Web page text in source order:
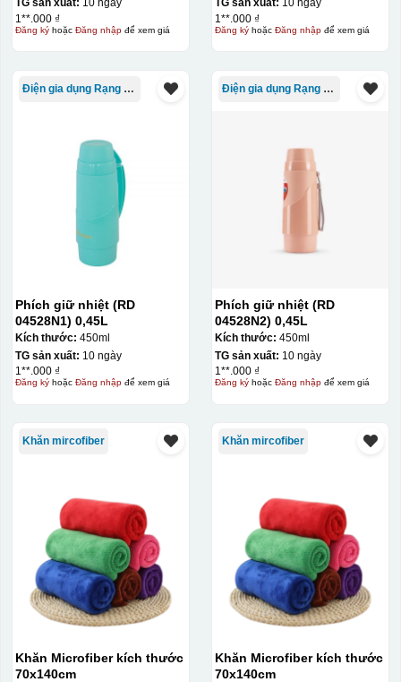
TG sản xuất: 10 ngày
1**.000 ₫
Đăng kýhoặc Đăng nhậpđể xem giá
TG sản xuất: 10 ngày
1**.000 ₫
Đăng kýhoặc Đăng nhậpđể xem giá
Điện gia dụng Rạng Đông
Phích giữ nhiệt (RD
04528N1) 0,45L
Kích thước: 450ml
TG sản xuất: 10 ngày
1**.000 ₫
Đăng kýhoặc Đăng nhậpđể xem giá
Điện gia dụng Rạng Đông
Phích giữ nhiệt (RD
04528N2) 0,45L
Kích thước: 450ml
TG sản xuất: 10 ngày
1**.000 ₫
Đăng kýhoặc Đăng nhậpđể xem giá
Khăn mircofiber
Khăn Microfiber kích thước
70x140cm
Khăn mircofiber
Khăn Microfiber kích thước
70x140cm